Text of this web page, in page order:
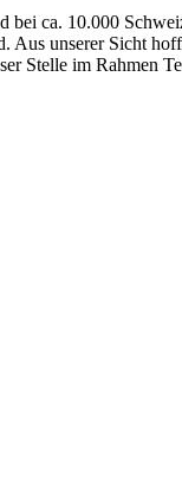
bei ca. 10.000
unserer Sicht
Stelle im Rahmen